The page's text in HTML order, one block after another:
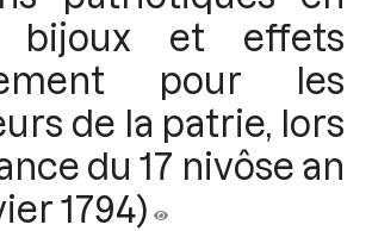
bijoux et effets
pour les
de la patrie, lors
du 17 nivôse an
1794)